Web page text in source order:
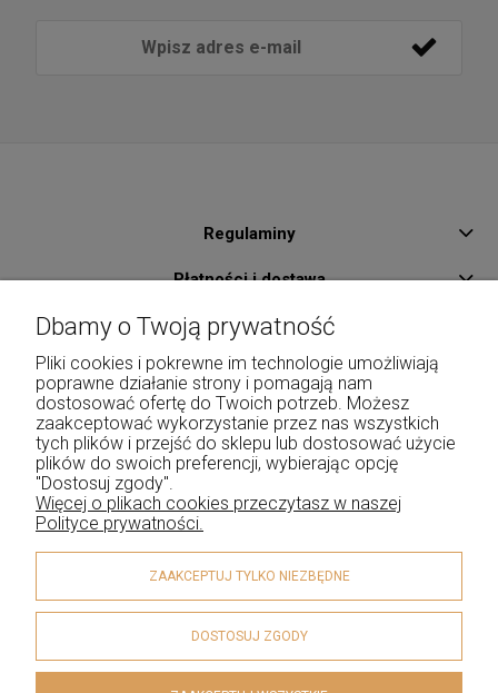
Regulaminy
Płatności i dostawa
Pomoc
O Nas
Kontakt
Moje konto
Dbamy o Twoją prywatność
Pliki cookies i pokrewne im technologie umożliwiają
poprawne działanie strony i pomagają nam
dostosować ofertę do Twoich potrzeb. Możesz
zaakceptować wykorzystanie przez nas wszystkich
tych plików i przejść do sklepu lub dostosować użycie
plików do swoich preferencji, wybierając opcję
"Dostosuj zgody".
Więcej o plikach cookies przeczytasz w naszej
Polityce prywatności.
ZAAKCEPTUJ TYLKO NIEZBĘDNE
DOSTOSUJ ZGODY